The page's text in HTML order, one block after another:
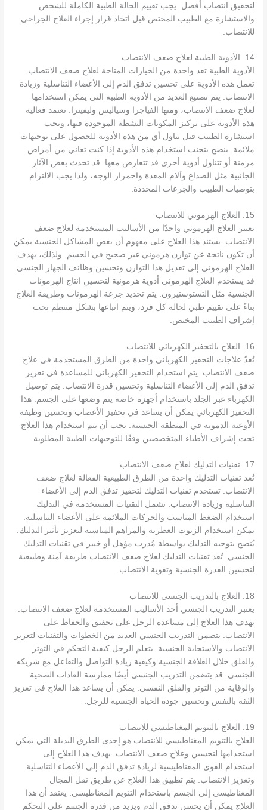
لتحقيق انتصاب أفضل. يجب تقييم الحالة الطبية الكاملة للشخص
والاستشارة مع الطبيب المختص قبل اتخاذ قرار إجراء العلاج الجراحي
للانتصاب.
14. الأدوية الطبية لعلاج ضعف الانتصاب
الأدوية الطبية تعد واحدة من الخيارات المتاحة لعلاج ضعف الانتصاب.
تعمل هذه الأدوية على تحسين تدفق الدم إلى الأعضاء التناسلية وزيادة
الانتصاب. يتم تصنيع العديد من الأدوية الطبية التي يمكن استخدامها
لعلاج ضعف الانتصاب، ومنها الفياجرا وسياليس وليفيترا. تعتمد فعالية
هذه الأدوية على تركيز المكونات النشطة الموجودة فيها، ويجب
استشارة الطبيب قبل تناول أي من هذه الأدوية للحصول على توجيهات
ملائمة. ينصح بتجنب استخدام هذه الأدوية إذا كنت تعاني من أمراض
مزمنة أو تتناول أدوية أخرى قد تتعارض معها. قد تحدث بعض الآثار
الجانبية مثل الصداع وآلام المعدة واحمرار الوجه، ولذا يجب الالتزام
بتوصيات الطبيب والجرعات المحددة.
15. العلاج الهرموني للانتصاب
يعتبر العلاج الهرموني واحدًا من الأساليب المستخدمة لعلاج ضعف
الانتصاب. يستند هذا العلاج على مفهوم أن بعض المشاكل الجنسية يمكن
أن تكون ناتجة عن توازن هرموني غير صحيح في الجسم. ولذلك، يهدف
العلاج الهرموني إلى تعديل هذا التوازن وتحسين وظائف الجهاز الجنسي.
قد يستخدم العلاج الهرموني أدوية هرمونية لتحسين انتاج الهرمونات
الجنسية مثل التستوستيرون. يتم تحديد جرعة الهرمونات وطريقة العلاج
بناءً على تقييم طبي لحالة كل فرد، ويتم اتباعها بشكل منتظم تحت
إشراف الطبيب المختص.
16. العلاج بالتحفيز الكهربائي للانتصاب
تُعدّ علاجات التحفيز الكهربائي واحدة من الطرق المستخدمة في علاج
ضعف الانتصاب. يتم استخدام التحفيز الكهربائي للمساعدة في تعزيز
تدفق الدم إلى الأعضاء التناسلية وتحسين قدرة الانتصاب. يتم توصيل
الكهرباء عبر الجلد باستخدام أجهزة خاصة يتم وضعها على الجسم. هذا
التحفيز الكهربائي يمكن أن يساعد في تحفيز الأعصاب وتحسين وظيفة
الأوعية الدموية في المنطقة الجنسية. يجب أن يتم استخدام هذا العلاج
تحت إشراف الأطباء المتخصصين وفقًا للتوجيهات الطبية المطلوبة.
17. تقنيات التدليك لعلاج ضعف الانتصاب
تُعد تقنيات التدليك واحدة من الطرق الطبيعية الفعالة لعلاج ضعف
الانتصاب. تستخدم تقنيات التدليك لتحفيز تدفق الدم إلى الأعضاء
التناسلية وزيادة الانتصاب. تشمل التقنيات المستخدمة في التدليك
استخدام الضغط المناسب والحركات الملائمة على الأعضاء التناسلية.
يمكن استخدام الزيوت العطرية والمراهم المناسبة لتعزيز تأثير التدليك.
يُنصح بتوجيه التدليك بواسطة مُدرب مؤهل أو خبير في تقنيات التدليك
الجنسي. تُعد تقنيات التدليك لعلاج ضعف الانتصاب طريقة آمنة وطبيعية
لتحسين القدرة الجنسية وتقوية الانتصاب.
18. العلاج بالتدريب الجنسي للانتصاب
يعتبر التدريب الجنسي أحد الأساليب المستخدمة لعلاج ضعف الانتصاب.
يهدف هذا العلاج إلى مساعدة الرجل على تحقيق والحفاظ على
الانتصاب. يتضمن التدريب الجنسي العديد من الخطوات والتقنيات لتعزيز
الانتصاب والاستجابة الجنسية. يتعلم الرجل كيفية التحكم في التوتر
والقلق خلال العلاقة الجنسية وكيفية زيادة التواصل والتفاعل مع شريكه
الجنسي. قد يتضمن التدريب الجنسي أيضًا ممارسة العادات الصحية
والوقاية من التوتر والقلق النفسي. يمكن أن يساعد هذا العلاج في تعزيز
الثقة بالنفس وتحسين جودة الحياة الجنسية للرجل.
19. العلاج بالتنويم المغناطيسي للانتصاب
العلاج بالتنويم المغناطيسي للانتصاب هو إحدى الطرق البديلة التي يمكن
استخدامها لتحسين وعلاج ضعف الانتصاب. يهدف هذا العلاج إلى
استخدام القوى المغناطيسية لزيادة تدفق الدم إلى الأعضاء التناسلية
وتعزيز الانتصاب. يتم تطبيق هذا العلاج عن طريق نقل المجال
المغناطيسي إلى الجسم باستخدام التنويم المغناطيسي. يعتقد أن هذا
العلاج يمكن أن يحسن تدفق الدم ويزيد من قدرة الجسم على التحكم